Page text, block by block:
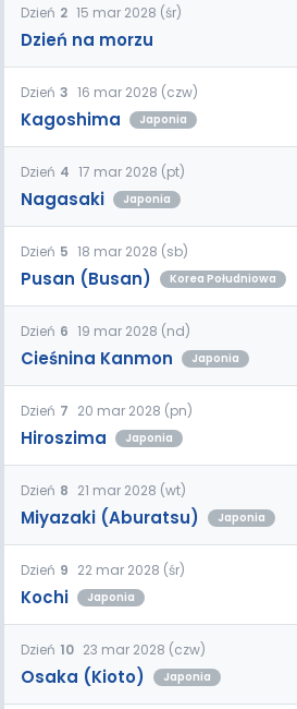
Dzień 2 15 mar 2028 (śr)
Dzień na morzu
Dzień 3 16 mar 2028 (czw)
Kagoshima Japonia
Dzień 4 17 mar 2028 (pt)
Nagasaki Japonia
Dzień 5 18 mar 2028 (sb)
Pusan (Busan) Korea Południowa
Dzień 6 19 mar 2028 (nd)
Cieśnina Kanmon Japonia
Dzień 7 20 mar 2028 (pn)
Hiroszima Japonia
Dzień 8 21 mar 2028 (wt)
Miyazaki (Aburatsu) Japonia
Dzień 9 22 mar 2028 (śr)
Kochi Japonia
Dzień 10 23 mar 2028 (czw)
Osaka (Kioto) Japonia